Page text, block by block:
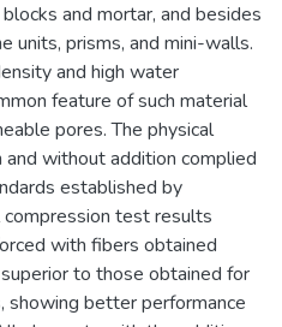
and mortar, and besides
units, prisms, and mini-walls.
and high water
feature of such material
pores. The physical
without addition complied
established by
compression test results
with fibers obtained
to those obtained for
better performance